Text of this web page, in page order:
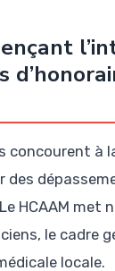
concourent à
des
HCAAM met
le cadre
locale.